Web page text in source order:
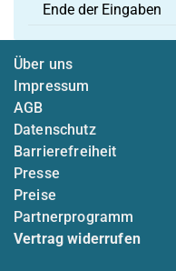
Ende der Eingaben
Über uns
Impressum
AGB
Datenschutz
Barrierefreiheit
Presse
Preise
Partnerprogramm
Vertrag widerrufen